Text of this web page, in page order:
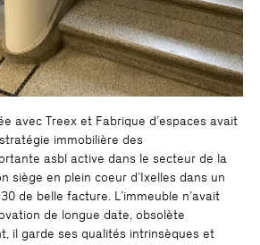
avec Treex et Fabrique d’espaces avait
immobilière des
asbl active dans le secteur de la
siège en plein coeur d’Ixelles dans un
de belle facture. L’immeuble n’avait
de longue date, obsolète
il garde ses qualités intrinsèques et